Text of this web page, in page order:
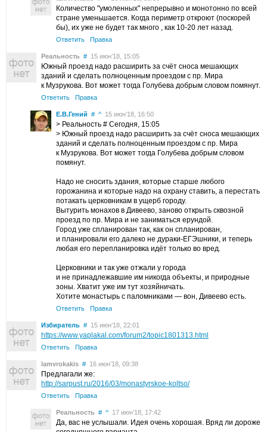
Количество "умоленных" непрерывно и монотонно по всей
стране уменьшается. Когда периметр откроют (поскорей
бы), их уже не будет так много , как 10-20 лет назад.
Ответить Правка
Реальность # 15 июн’18, 15:05
Южный проезд надо расширить за счёт сноса мешающих
зданий и сделать полноценным проездом с пр. Мира
к Музрукова. Вот может тогда Голубева добрым словом помянут.
Ответить Правка
Е.В.Гений # ^ 15 июн’18, 16:50
> Реальность # Сегодня, 15:05
> Южный проезд надо расширить за счёт сноса мешающих
зданий и сделать полноценным проездом с пр. Мира
к Музрукова. Вот может тогда Голубева добрым словом
помянут.
Надо не сносить здания, которые старше любого
горожанина и которые надо на охрану ставить, а перестать
потакать церковникам в ущерб городу.
Вытурить монахов в Дивеево, заново открыть сквозной
проезд по пр. Мира и не заниматься ерундой.
Город уже спланирован так, как он спланирован,
и планировали его далеко не дураки-ЕГЭшники, и теперь
любая его перепланировка идёт только во вред.
Церковники и так уже отжали у города
и не принадлежавшие им никогда объекты, и природные
зоны. Хватит уже им тут хозяйничать.
Хотите монастырь с паломниками — вон, Дивеево есть.
Ответить Правка
Избиратель # 15 июн’18, 22:01
https://www.yaplakal.com/forum2/topic1801313.html
Ответить Правка
lamvrokakis # 16 июн’18, 09:38
Предлагали же:
http://sarpust.ru/2016/03/monastyrskoe-koltso/
Ответить Правка
Реальность # ^ 17 июн’18, 17:42
Да, вас не услышали. Идея очень хорошая. Вряд ли дороже